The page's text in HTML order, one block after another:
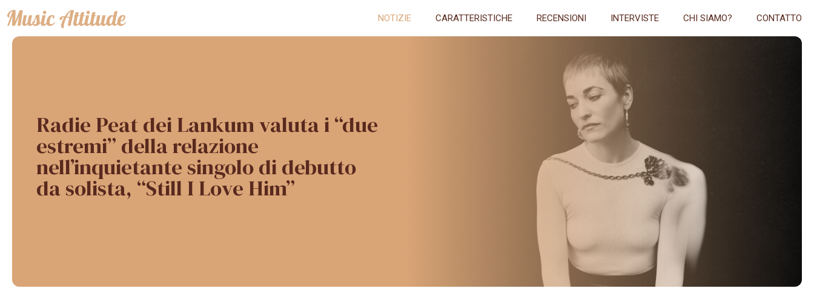
Vai
al
contenuto
NOTIZIE CARATTERISTICHE RECENSIONI INTERVISTE CHI SIAMO? CONTATTO
Radie Peat dei Lankum valuta i “due
estremi” della relazione
nell’inquietante singolo di debutto
da solista, “Still I Love Him”